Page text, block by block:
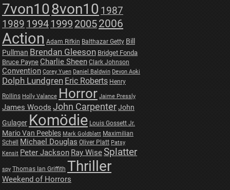
7von108von10 1987
1989 19941999 20052006
Action Adam Rifkin Balthazar Getty Bill
Pullman Brendan Gleeson Bridget Fonda
Bruce Payne Charlie Sheen Clark Johnson
Convention Corey Yuen Daniel Baldwin Devon Aoki
Dolph Lundgren Eric Roberts Henry
Rollins Holly Valance Horror Jaime Pressly
James Woods John CarpenterJohn
Gulager Komödie Louis Gossett Jr.
Mario Van Peebles Mark Goldblatt Maximilian
Schell
Michael Douglas Oliver Platt Patsy
Kensit Peter Jackson Ray WiseSplatter
spy Thomas Ian Griffith Thriller
Weekend of Horrors